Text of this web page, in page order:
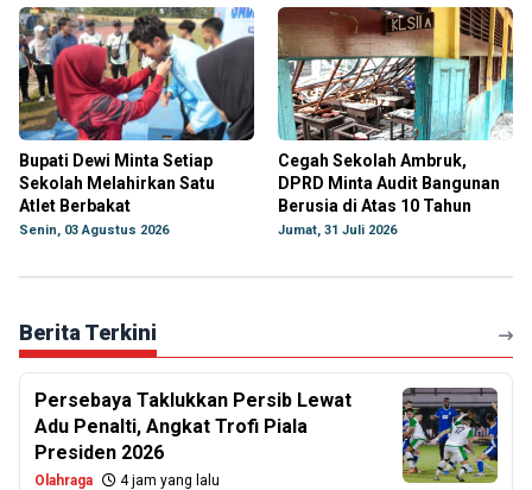
Bupati Dewi Minta Setiap
Sekolah Melahirkan Satu
Atlet Berbakat
Senin, 03 Agustus 2026
Cegah Sekolah Ambruk,
DPRD Minta Audit Bangunan
Berusia di Atas 10 Tahun
Jumat, 31 Juli 2026
Berita Terkini
Persebaya Taklukkan Persib Lewat
Adu Penalti, Angkat Trofi Piala
Presiden 2026
Olahraga 4 jam yang lalu